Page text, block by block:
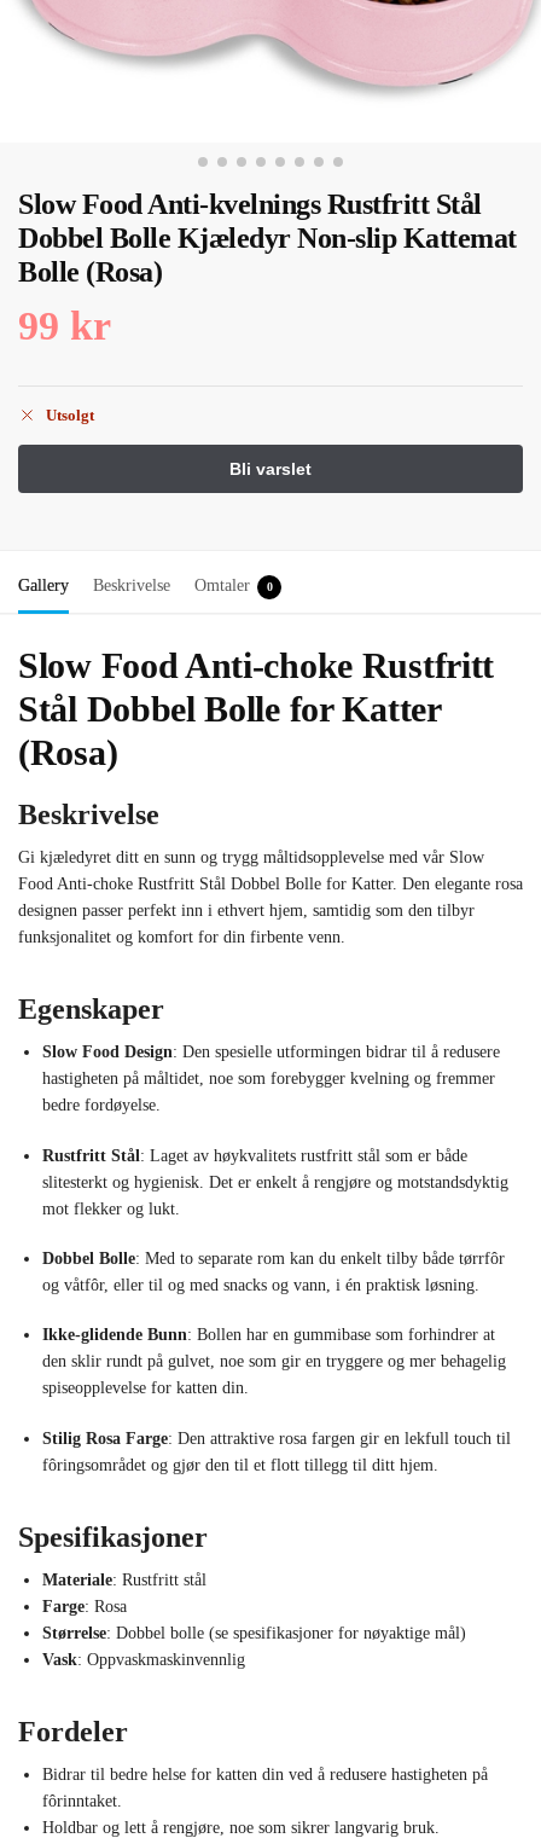
Slow Food Anti-kvelnings Rustfritt Stål
Dobbel Bolle Kjæledyr Non-slip Kattemat
Bolle (Rosa)
99 kr
Utsolgt
Gallery Beskrivelse Omtaler 0
Slow Food Anti-choke Rustfritt
Stål Dobbel Bolle for Katter
(Rosa)
Beskrivelse
Gi kjæledyret ditt en sunn og trygg måltidsopplevelse med vår Slow
Food Anti-choke Rustfritt Stål Dobbel Bolle for Katter. Den elegante rosa
designen passer perfekt inn i ethvert hjem, samtidig som den tilbyr
funksjonalitet og komfort for din firbente venn.
Egenskaper
Slow Food Design: Den spesielle utformingen bidrar til å redusere
hastigheten på måltidet, noe som forebygger kvelning og fremmer
bedre fordøyelse.
Rustfritt Stål: Laget av høykvalitets rustfritt stål som er både
slitesterkt og hygienisk. Det er enkelt å rengjøre og motstandsdyktig
mot flekker og lukt.
Dobbel Bolle: Med to separate rom kan du enkelt tilby både tørrfôr
og våtfôr, eller til og med snacks og vann, i én praktisk løsning.
Ikke-glidende Bunn: Bollen har en gummibase som forhindrer at
den sklir rundt på gulvet, noe som gir en tryggere og mer behagelig
spiseopplevelse for katten din.
Stilig Rosa Farge: Den attraktive rosa fargen gir en lekfull touch til
fôringsområdet og gjør den til et flott tillegg til ditt hjem.
Spesifikasjoner
Materiale: Rustfritt stål
Farge: Rosa
Størrelse: Dobbel bolle (se spesifikasjoner for nøyaktige mål)
Vask: Oppvaskmaskinvennlig
Fordeler
Bidrar til bedre helse for katten din ved å redusere hastigheten på
fôrinntaket.
Holdbar og lett å rengjøre, noe som sikrer langvarig bruk.